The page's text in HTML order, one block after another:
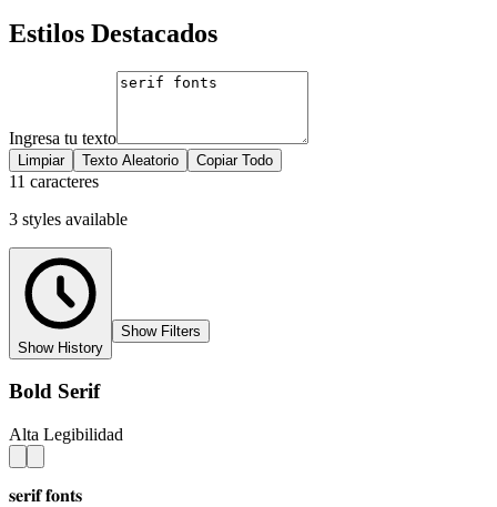
Estilos Destacados
Ingresa tu texto
Limpiar Texto Aleatorio Copiar Todo
11 caracteres
3 styles available
Show History
Show Filters
Bold Serif
Alta Legibilidad
𝐬𝐞𝐫𝐢𝐟 𝐟𝐨𝐧𝐭𝐬